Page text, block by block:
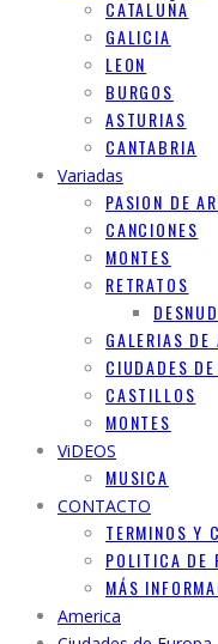
CATALUÑA
GALICIA
LEON
BURGOS
ASTURIAS
CANTABRIA
Variadas
PASION DE
CANCIONES
MONTES
RETRATOS
GALERIAS DE
CIUDADES
CASTILLOS
MONTES
ViDEOS
MUSICA
CONTACTO
TERMINOS Y
POLITICA DE
MÁS
America